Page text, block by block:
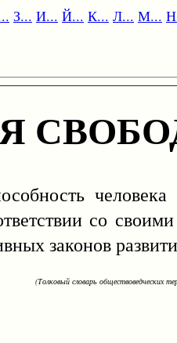
З... И... Й... К... Л... М...
человека
со
законов
(Толковый словарь обществоведческих